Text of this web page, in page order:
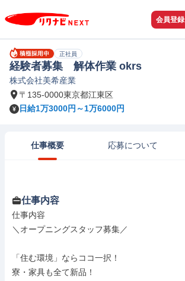
会員登録
正社員
経験者募集 解体作業 okrs
株式会社美希産業
〒135-0000東京都江東区
日給1万3000円～1万6000円
仕事概要 応募について
仕事内容
仕事内容
＼オープニングスタッフ募集／
「住む環境」ならココ一択！
寮・家具も全て新品！